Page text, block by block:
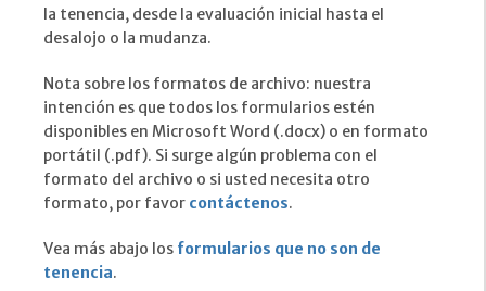
la tenencia, desde la evaluación inicial hasta el
desalojo o la mudanza.
Nota sobre los formatos de archivo: nuestra
intención es que todos los formularios estén
disponibles en Microsoft Word (.docx) o en formato
portátil (.pdf). Si surge algún problema con el
formato del archivo o si usted necesita otro
formato, por favor contáctenos.
Vea más abajo los formularios que no son de
tenencia.